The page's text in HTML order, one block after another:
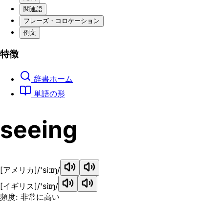
関連語
フレーズ・コロケーション
例文
特徴
辞書ホーム
単語の形
seeing
[アメリカ]/'siːɪŋ/
[イギリス]/'siɪŋ/
頻度: 非常に高い